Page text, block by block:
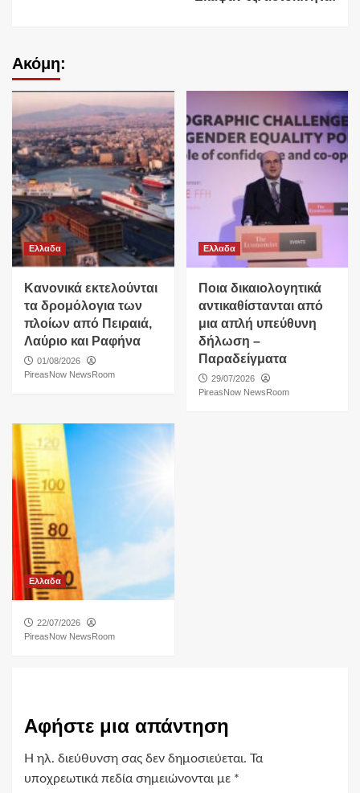
Ακόμη:
Ελλαδα
Κανονικά εκτελούνται
τα δρομόλογια των
πλοίων από Πειραιά,
Λαύριο και Ραφήνα
01/08/2026
PireasNow NewsRoom
Ελλαδα
Ποια δικαιολογητικά
αντικαθίστανται από
μια απλή υπεύθυνη
δήλωση –
Παραδείγματα
29/07/2026
PireasNow NewsRoom
Ελλαδα
22/07/2026
PireasNow NewsRoom
Αφήστε μια απάντηση
Η ηλ. διεύθυνση σας δεν δημοσιεύεται. Τα
υποχρεωτικά πεδία σημειώνονται με *